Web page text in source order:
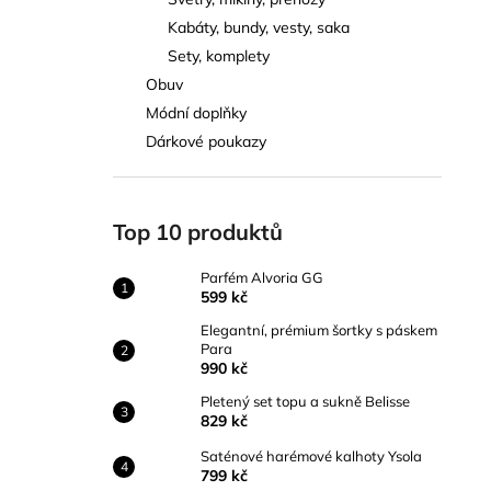
Kabáty, bundy, vesty, saka
Sety, komplety
Obuv
Módní doplňky
Dárkové poukazy
Top 10 produktů
Parfém Alvoria GG
599 kč
Elegantní, prémium šortky s páskem
Para
990 kč
Pletený set topu a sukně Belisse
829 kč
Saténové harémové kalhoty Ysola
799 kč
PARFÉM ALVORIA GG
599 kč